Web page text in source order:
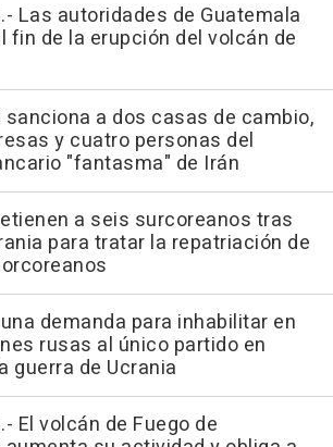
Las autoridades de Guatemala
fin de la erupción del volcán de
sanciona a dos casas de cambio,
y cuatro personas del
"fantasma" de Irán
a seis surcoreanos tras
para tratar la repatriación de
demanda para inhabilitar en
rusas al único partido en
guerra de Ucrania
El volcán de Fuego de